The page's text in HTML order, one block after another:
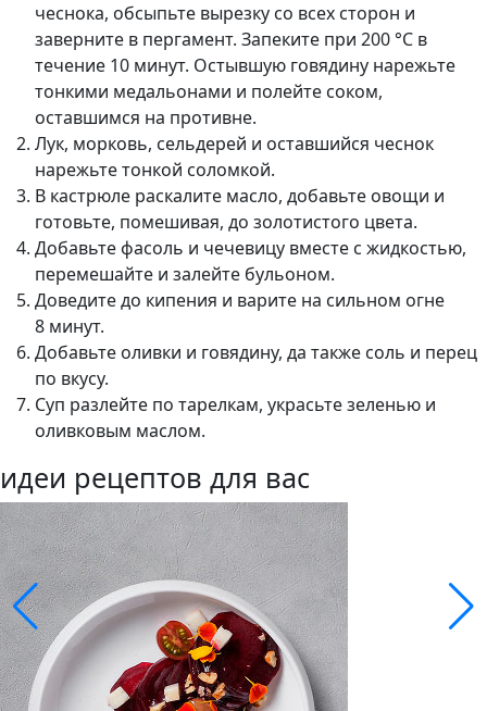
чеснока, обсыпьте вырезку со всех сторон и
заверните в пергамент. Запеките при 200 °С в
течение 10 минут. Остывшую говядину нарежьте
тонкими медальонами и полейте соком,
оставшимся на противне.
Лук, морковь, сельдерей и оставшийся чеснок
нарежьте тонкой соломкой.
В кастрюле раскалите масло, добавьте овощи и
готовьте, помешивая, до золотистого цвета.
Добавьте фасоль и чечевицу вместе с жидкостью,
перемешайте и залейте бульоном.
Доведите до кипения и варите на сильном огне
8 минут.
Добавьте оливки и говядину, да также соль и перец
по вкусу.
Суп разлейте по тарелкам, украсьте зеленью и
оливковым маслом.
идеи рецептов для вас